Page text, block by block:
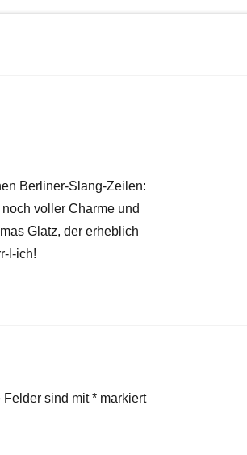
Berliner-Slang-Zeilen:
voller Charme und
Glatz, der erheblich
l-ich!
Felder sind mit* markiert